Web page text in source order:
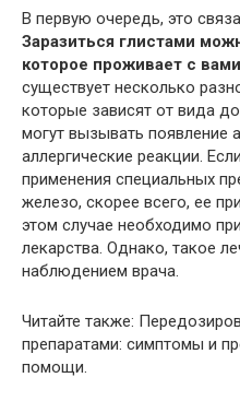
В первую очередь, это
Заразиться глистами
которое проживает с
существует несколько
которые зависят от вида
могут вызывать появление
аллергические реакции.
применения специальных
железо, скорее всего, ее
этом случае необходимо
лекарства. Однако, такое
наблюдением врача.
Читайте также:
препаратами: симптомы и
помощи.